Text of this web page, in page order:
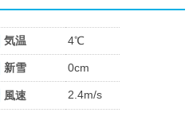
気温 4℃
新雪 0cm
風速 2.4m/s